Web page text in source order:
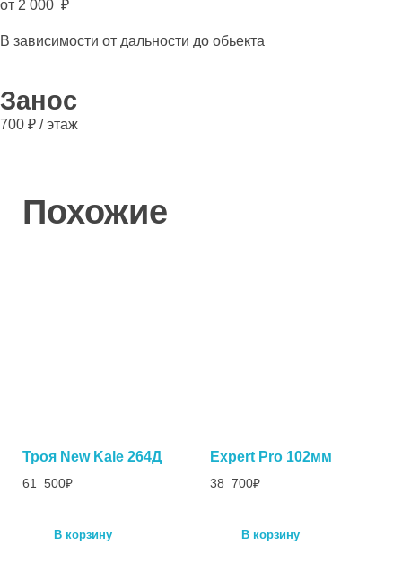
от 2 000 ₽
В зависимости от дальности до обьекта
Занос
700 ₽ / этаж
Похожие
Троя New Kale 264Д
61 500₽
В корзину
Expert Pro 102мм
38 700₽
В корзину